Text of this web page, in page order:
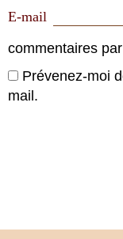
E-mail
commentaires
Prévenez-moi
mail.